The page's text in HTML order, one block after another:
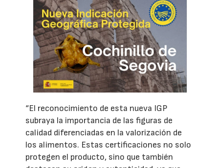
“El reconocimiento de esta nueva IGP
subraya la importancia de las figuras de
calidad diferenciadas en la valorización de
los alimentos. Estas certificaciones no solo
protegen el producto, sino que también